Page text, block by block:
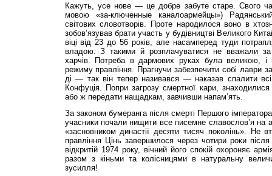
Кажуть, усе нове — це добре забуте старе. Свого
мовою «за-ключенные каналоармейцы»)
світових словотворів. Проте народилося воно в
зобов’язував брати участь у будівництві Великого
віці від 23 до 56 років, але насамперед туди
владою. З такими й розплачуватися не вважали
харчів. Потреба в дармових руках була великою, і
режиму правління. Прагнучи забезпечити собі лаври
ді — так він тепер називався — наказав спалити всі
Конфуція. Попри загрозу смертної кари,
або ж передати нащадкам, завчивши напам’ять.
За законом бумеранга після смерті Першого
учасники почали нищити все писемне славослов’я на
«засновником династії десяти тисяч поколінь». Не
правління Цінь завершилося через чотири роки
відкритій 1974 року, вічний його спокій охороняє
разом з кіньми та колісницями в натуральну
зусилля!